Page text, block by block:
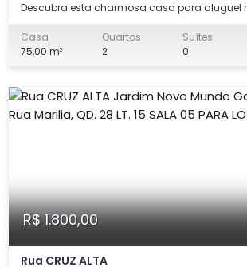
Descubra esta charmosa casa para aluguel
Com 75 m² de conforto, ela oferece
benefício ideal para quem busca bem-estar
Casa
75,00 m²
Quartos
2
Suítes
0
R$ 1.800,00
Rua CRUZ ALTA